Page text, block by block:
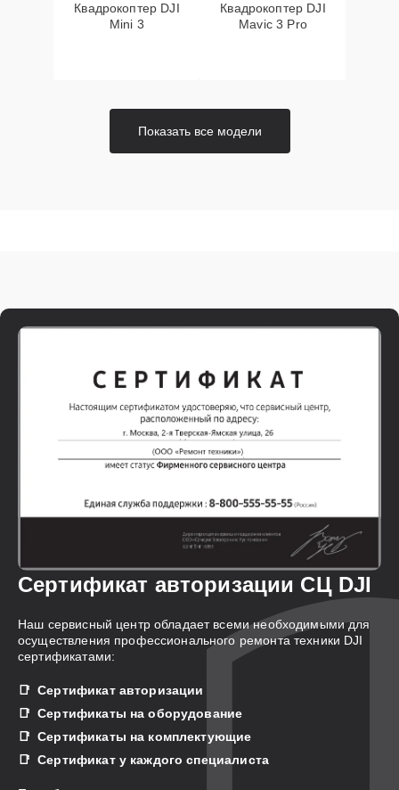
Квадрокоптер DJI
Mini 3
Квадрокоптер DJI
Mavic 3 Pro
Показать все модели
Сертификат авторизации СЦ DJI
Наш сервисный центр обладает всеми необходимыми для
осуществления профессионального ремонта техники DJI
сертификатами:
Сертификат авторизации
Сертификаты на оборудование
Сертификаты на комплектующие
Сертификат у каждого специалиста